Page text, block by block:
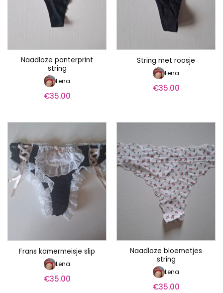
Naadloze panterprint
string
Lena
€35.00
String met roosje
Lena
€35.00
Frans kamermeisje slip
Lena
€35.00
Naadloze bloemetjes
string
Lena
€35.00